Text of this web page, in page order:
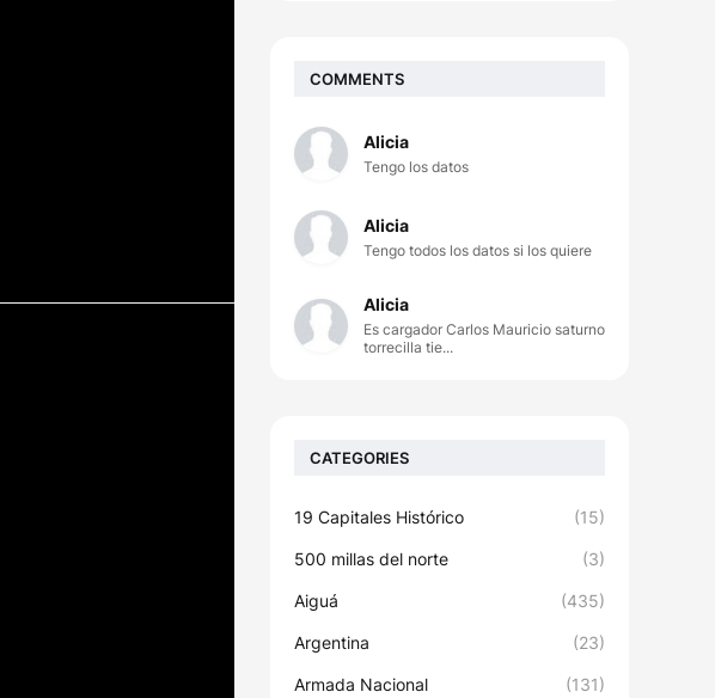
COMMENTS
Alicia
Tengo los datos
Alicia
Tengo todos los datos si los quiere
Alicia
Es cargador Carlos Mauricio saturno
torrecilla tie...
CATEGORIES
19 Capitales Histórico (15)
500 millas del norte (3)
Aiguá (435)
Argentina (23)
Armada Nacional (131)